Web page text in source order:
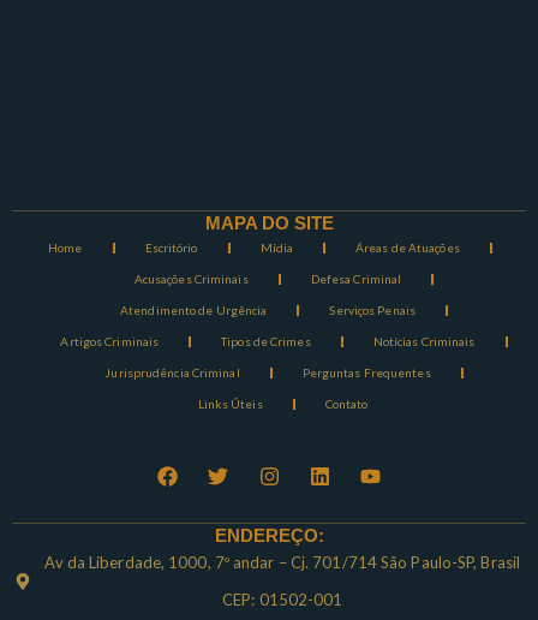
MAPA DO SITE
Home Escritório Mídia Áreas de Atuações
Acusações Criminais Defesa Criminal
Atendimento de Urgência Serviços Penais
Artigos Criminais Tipos de Crimes Notícias Criminais
Jurisprudência Criminal Perguntas Frequentes
Links Úteis Contato
ENDEREÇO:
Av da Liberdade, 1000, 7º andar – Cj. 701/714 São Paulo-SP, Brasil
CEP: 01502-001